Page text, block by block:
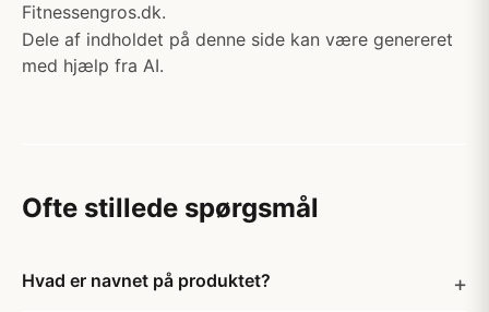
Fitnessengros.dk.
Dele af indholdet på denne side kan være genereret
med hjælp fra AI.
Ofte stillede spørgsmål
Hvad er navnet på produktet?